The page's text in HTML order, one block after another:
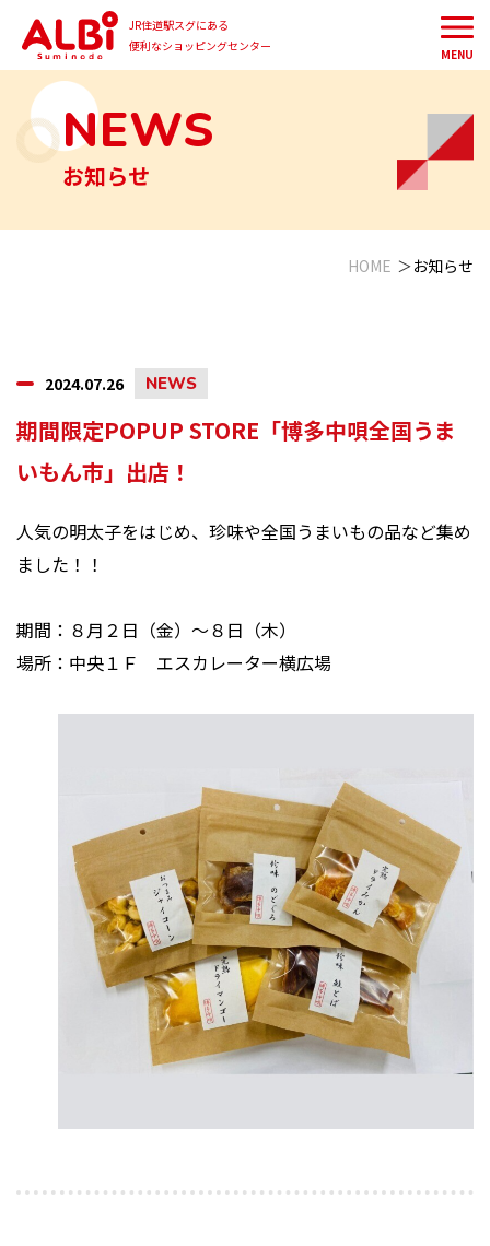
JR住道駅スグにある
便利なショッピングセンター
MENU
NEWS
お知らせ
HOME お知らせ
2024.07.26 NEWS
期間限定POPUP STORE「博多中唄全国うま
いもん市」出店！
人気の明太子をはじめ、珍味や全国うまいもの品など集め
ました！！
期間：８月２日（金）～８日（木）
場所：中央１Ｆ エスカレーター横広場